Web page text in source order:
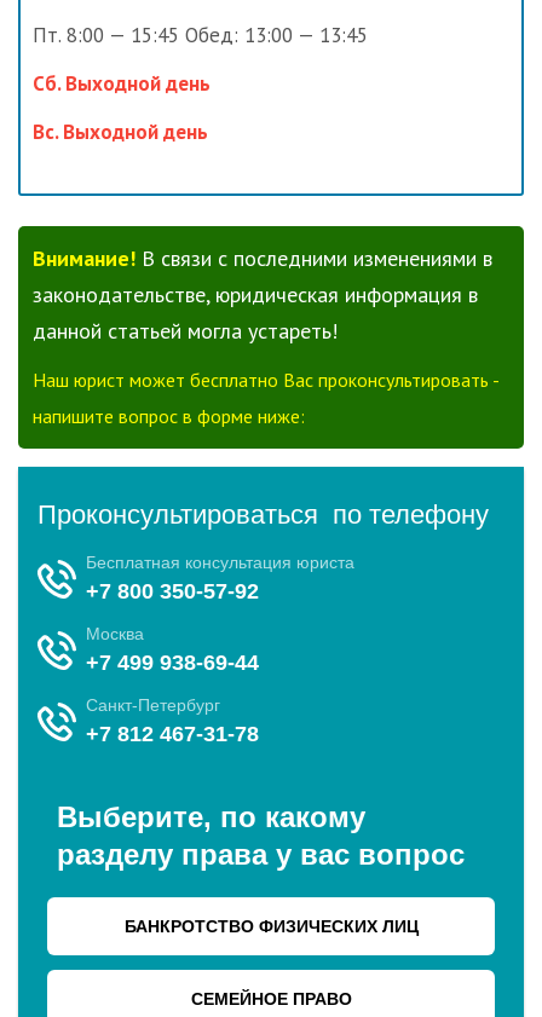
Пт. 8:00 — 15:45 Обед: 13:00 — 13:45
Сб. Выходной день
Вс. Выходной день
Внимание! В связи с последними изменениями в
законодательстве, юридическая информация в
данной статьей могла устареть!
Наш юрист может бесплатно Вас проконсультировать -
напишите вопрос в форме ниже: